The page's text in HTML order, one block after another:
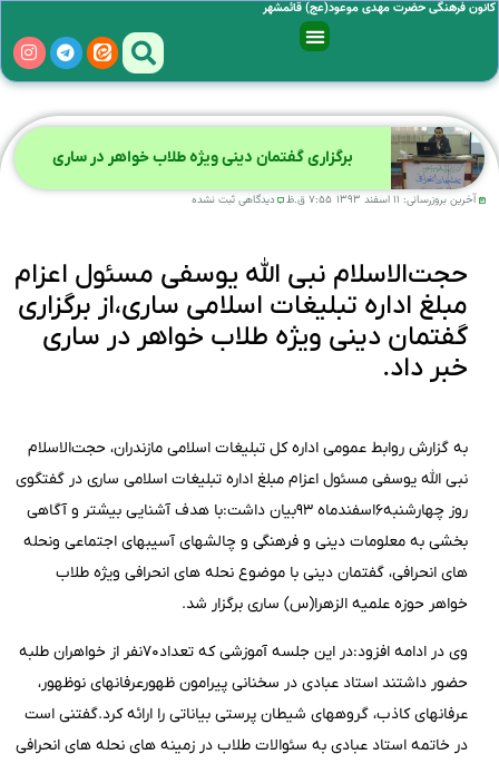
کانون فرهنگی حضرت مهدی موعود(عج) قائمشهر
برگزاری گفتمان دینی ویژه طلاب خواهر در ساری
آخرین بروزرسانی: ۷:۵۵ ق.ظ دیدگاهی ثبت نشده
حجت‌الاسلام نبی الله یوسفی مسئول اعزام
مبلغ اداره تبلیغات اسلامی ساری،از برگزاری
گفتمان دینی ویژه طلاب خواهر در ساری
خبر داد.
به گزارش روابط عمومی اداره کل تبلیغات اسلامی مازندران، حجت‌الاسلام
نبی الله یوسفی مسئول اعزام مبلغ اداره تبلیغات اسلامی ساری در گفتگوی
روز چهارشنبه۶اسفندماه ۹۳بیان داشت:با هدف آشنایی بیشتر و آگاهی
بخشی به معلومات دینی و فرهنگی و چالشهای آسیبهای اجتماعی ونحله
های انحرافی، گفتمان دینی با موضوع نحله های انحرافی ویژه طلاب
خواهر حوزه علمیه الزهرا(س) ساری برگزار شد.
وی در ادامه افزود:در این جلسه آموزشی که تعداد۷۰نفر از خواهران طلبه
حضور داشتند استاد عبادی در سخنانی پیرامون ظهورعرفانهای نوظهور،
عرفانهای کاذب، گروههای شیطان پرستی بیاناتی را ارائه کرد.گفتنی است
در خاتمه استاد عبادی به سئوالات طلاب در زمینه های نحله های انحرافی